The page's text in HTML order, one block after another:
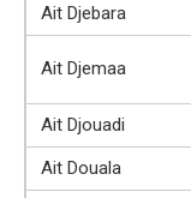
Ait Djebara
Ait Djemaa
Ait Djouadi
Ait Douala